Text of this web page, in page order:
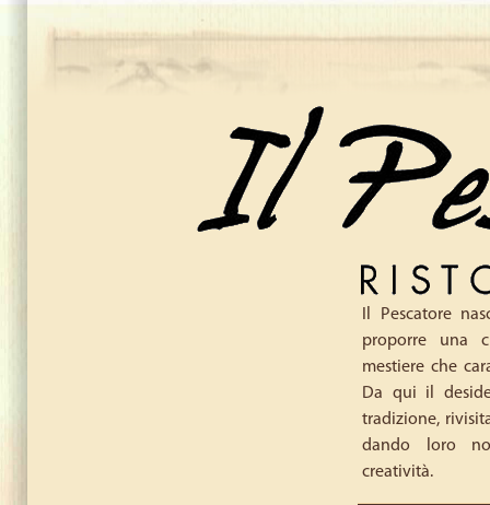
Il Pescatore
proporre una
mestiere che
Da qui il
tradizione,
dando loro
creatività.